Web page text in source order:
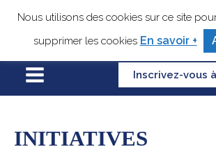
Inscrivez-vous
INITIATIVES
Nous utilisons des cookies sur ce site
supprimer les cookies En savoir +